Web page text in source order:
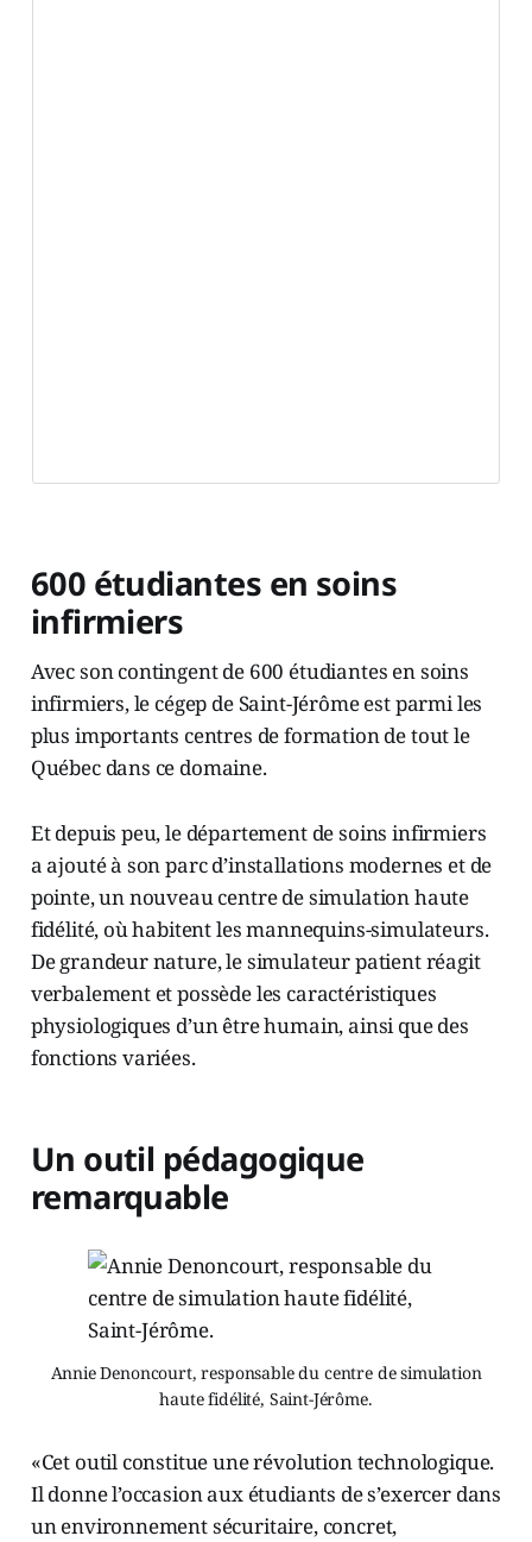
600 étudiantes en soins
infirmiers
Avec son contingent de 600 étudiantes en soins
infirmiers, le cégep de Saint-Jérôme est parmi les
plus importants centres de formation de tout le
Québec dans ce domaine.
Et depuis peu, le département de soins infirmiers
a ajouté à son parc d’installations modernes et de
pointe, un nouveau centre de simulation haute
fidélité, où habitent les mannequins-simulateurs.
De grandeur nature, le simulateur patient réagit
verbalement et possède les caractéristiques
physiologiques d’un être humain, ainsi que des
fonctions variées.
Un outil pédagogique
remarquable
Annie Denoncourt, responsable du centre de simulation
haute fidélité, Saint-Jérôme.
«Cet outil constitue une révolution technologique.
Il donne l’occasion aux étudiants de s’exercer dans
un environnement sécuritaire, concret,